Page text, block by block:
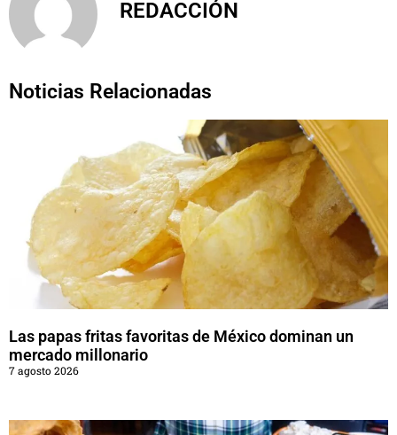
REDACCIÓN
Noticias Relacionadas
Las papas fritas favoritas de México dominan un
mercado millonario
7 agosto 2026